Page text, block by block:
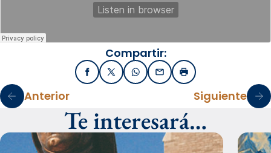
Compartir:
FacebookX / TwitterWhatsApp
EmailImprimir
Anterior Siguiente
Te interesará…